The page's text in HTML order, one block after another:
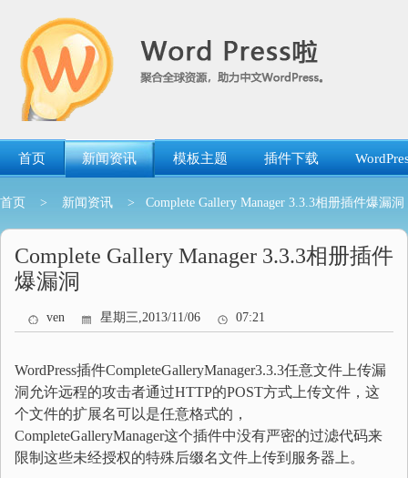
首页 新闻资讯 模板主题 插件下载
首页 > 新闻资讯 > Complete Gallery Manager 3.3.3相册插件爆漏洞
Complete Gallery Manager 3.3.3相册插件
爆漏洞
ven 星期三,2013/11/06 07:21
WordPress插件CompleteGalleryManager3.3.3任意文件上传漏
洞允许远程的攻击者通过HTTP的POST方式上传文件，这
个文件的扩展名可以是任意格式的，
CompleteGalleryManager这个插件中没有严密的过滤代码来
限制这些未经授权的特殊后缀名文件上传到服务器上。